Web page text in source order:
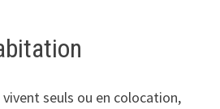
seuls ou en colocation,